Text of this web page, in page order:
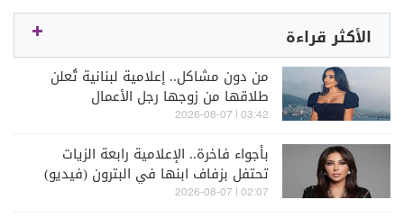
الأكثر قراءة
من دون مشاكل.. إعلامية لبنانية تُعلن
طلاقها من زوجها رجل الأعمال
03:42 | 2026-08-07
بأجواء فاخرة.. الإعلامية رابعة الزيات
تحتفل بزفاف ابنها في البترون (فيديو)
02:07 | 2026-08-07